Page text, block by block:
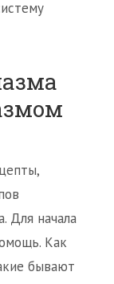
Для начала
Как
бывают